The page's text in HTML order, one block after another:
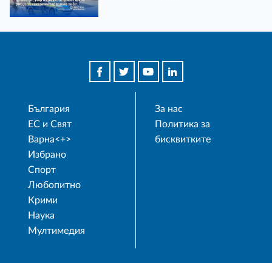
България
ЕС и Свят
Варна<+>
Избрано
Спорт
Любопитно
Крими
Наука
Мултимедия
За нас
Политика за
бисквитките